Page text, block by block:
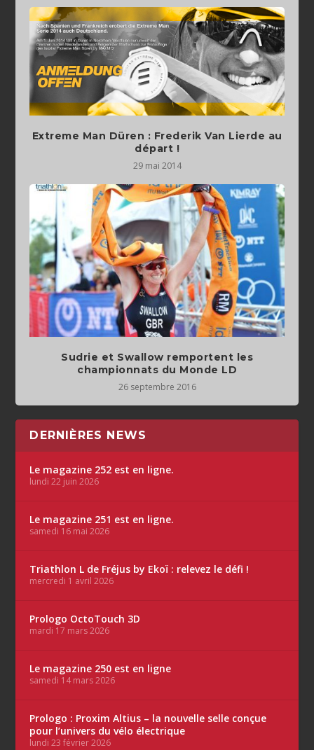
Extreme Man Düren : Frederik Van Lierde au
départ !
29 mai 2014
Sudrie et Swallow remportent les
championnats du Monde LD
26 septembre 2016
DERNIÈRES NEWS
Le magazine 252 est en ligne.
lundi 22 juin 2026
Le magazine 251 est en ligne.
samedi 16 mai 2026
Triathlon L de Fréjus by Ekoï : relevez le défi !
mercredi 1 avril 2026
Prologo OctoTouch 3D
mardi 17 mars 2026
Le magazine 250 est en ligne
samedi 14 mars 2026
Prologo : Proxim Altius – la nouvelle selle conçue
pour l’univers du vélo électrique
lundi 23 février 2026